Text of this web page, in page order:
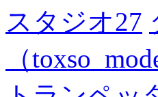
スタジオ27
（